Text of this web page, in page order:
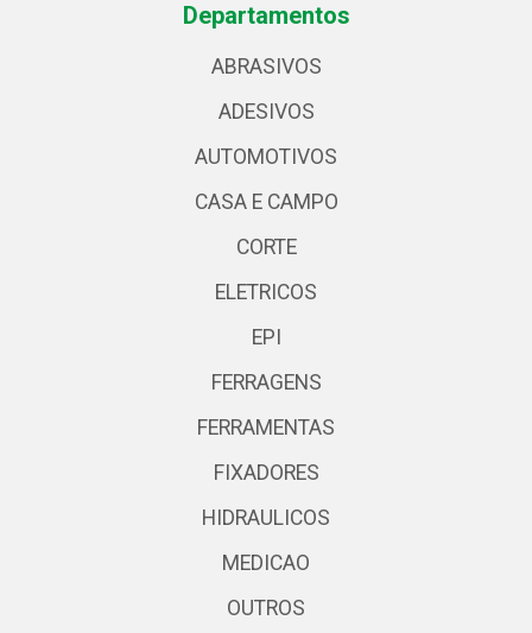
Departamentos
ABRASIVOS
ADESIVOS
AUTOMOTIVOS
CASA E CAMPO
CORTE
ELETRICOS
EPI
FERRAGENS
FERRAMENTAS
FIXADORES
HIDRAULICOS
MEDICAO
OUTROS